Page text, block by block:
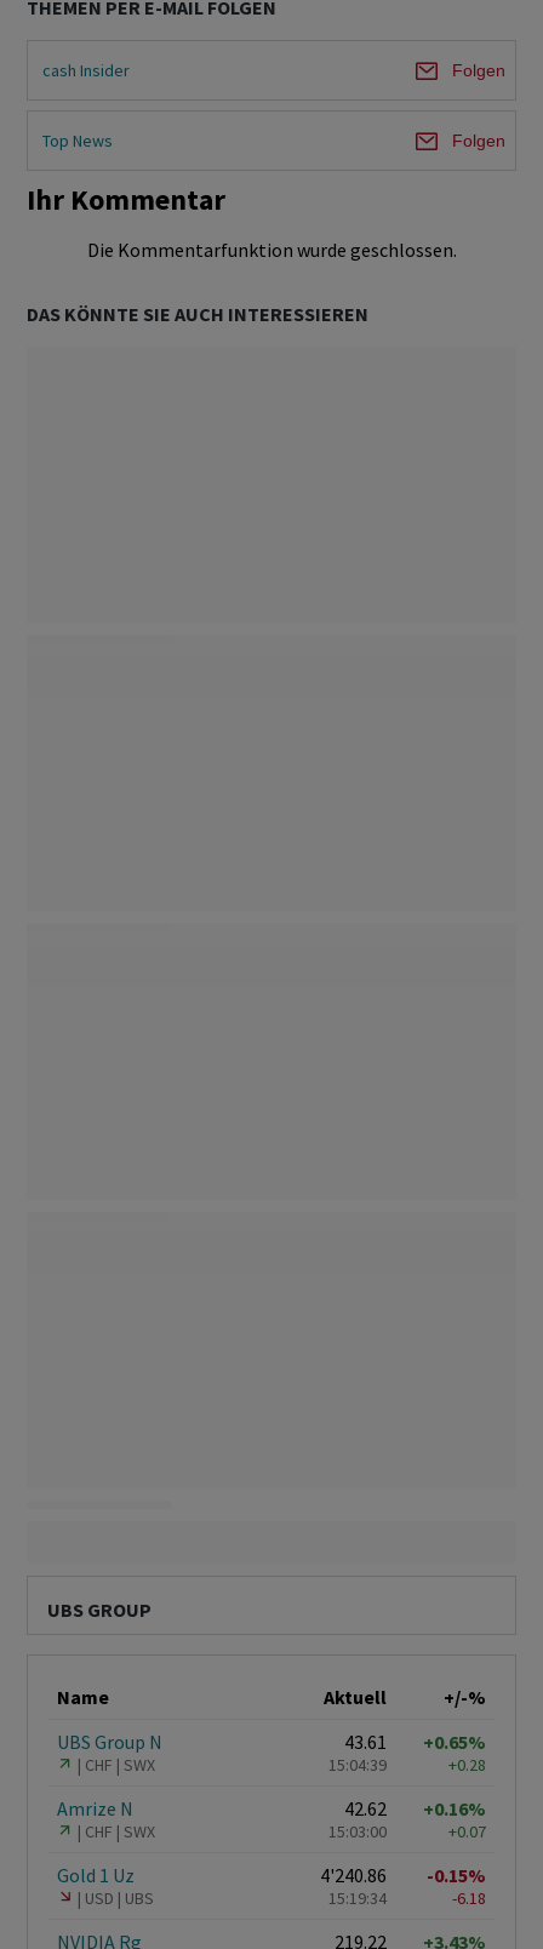
THEMEN PER E-MAIL FOLGEN
cash Insider Folgen
Top News Folgen
Ihr Kommentar
Die Kommentarfunktion wurde geschlossen.
DAS KÖNNTE SIE AUCH INTERESSIEREN
UBS GROUP
Name Aktuell
+/-%
UBS Group N
CHF SWX
43.61
15:04:39
+0.65%
+0.28
Amrize N
CHF SWX
42.62
15:03:00
+0.16%
+0.07
Gold 1 Uz
USD UBS
4'240.86
15:19:34
-0.15%
-6.18
NVIDIA Rg 219.22 +3.43%